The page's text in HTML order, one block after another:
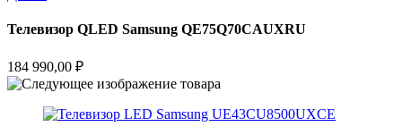
Телевизор QLED Samsung QE75Q70CAUXRU
184 990,00 ₽